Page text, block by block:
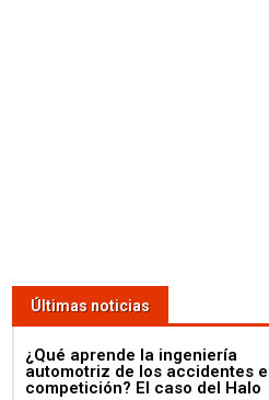
Últimas noticias
¿Qué aprende la ingeniería
automotriz de los accidentes
competición? El caso del Halo